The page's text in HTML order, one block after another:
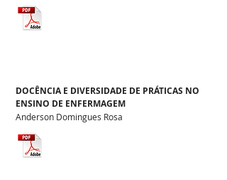
Anderson Domingues Rosa
DOCÊNCIA E DIVERSIDADE DE PRÁTICAS NO
ENSINO DE ENFERMAGEM